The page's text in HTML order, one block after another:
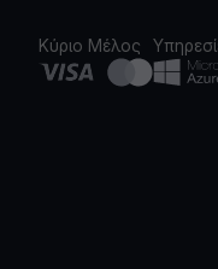
Κύριο Μέλος